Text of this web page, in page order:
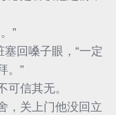
”
回嗓子眼，“一定
。”
信其无。
，关上门他没回立